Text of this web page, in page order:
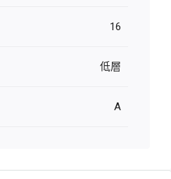
16
低層
A